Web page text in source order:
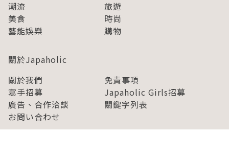
潮流
旅遊
美食
時尚
藝能娛樂
購物
關於Japaholic
關於我們
免責事項
寫手招募
Japaholic Girls招募
廣告、合作洽談
關鍵字列表
お問い合わせ